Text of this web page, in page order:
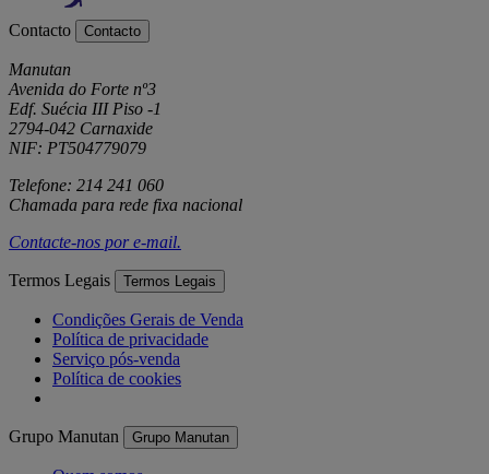
Contacto Contacto
Manutan
Avenida do Forte nº3
Edf. Suécia III Piso -1
2794-042 Carnaxide
NIF: PT504779079
Telefone: 214 241 060
Chamada para rede fixa nacional
Contacte-nos pore-mail.
Termos Legais Termos Legais
Condições Gerais de Venda
Política de privacidade
Serviço pós-venda
Política de cookies
Grupo Manutan Grupo Manutan